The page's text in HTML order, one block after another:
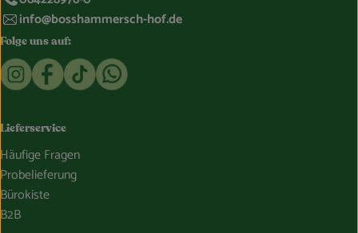
info@bosshammersch-hof.de
Folge uns auf:
Externer Link zu https://www.instagram.com/
Externer Link zu https://www.facebook.com/
Externer Link zu https://www.tiktok.com/
Externer Link zu https://whatsapp.com/
Lieferservice
Häufige Fragen
Probelieferung
Bürokiste
B2B